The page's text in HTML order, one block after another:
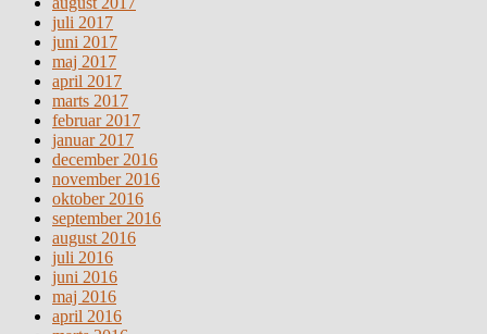
juli 2017
juni 2017
maj 2017
april 2017
marts 2017
februar 2017
januar 2017
december 2016
november 2016
oktober 2016
september 2016
august 2016
juli 2016
juni 2016
maj 2016
april 2016